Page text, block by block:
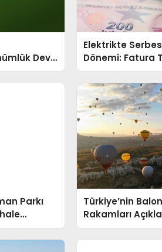
Dev
Elektrikte
Dönemi: Fatura
Yeni Kurallar
Parkı
Türkiye’nin
Rakamları
Yarısında 308